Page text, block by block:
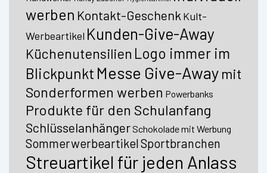
werben Kontakt-Geschenk Kult-
Werbeartikel Kunden-Give-Away
Küchenutensilien Logo immer im
Blickpunkt Messe Give-Away mit
Sonderformen werben Powerbanks
Produkte für den Schulanfang
SchlüsselanhängerSchokolade mit Werbung
SommerwerbeartikelSportbranchen
Streuartikel für jeden Anlass